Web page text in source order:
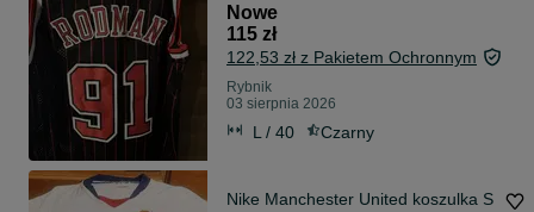
Nowe
115 zł
122,53 zł z Pakietem Ochronnym
Rybnik
03 sierpnia 2026
L / 40 Czarny
Nike Manchester United koszulka S